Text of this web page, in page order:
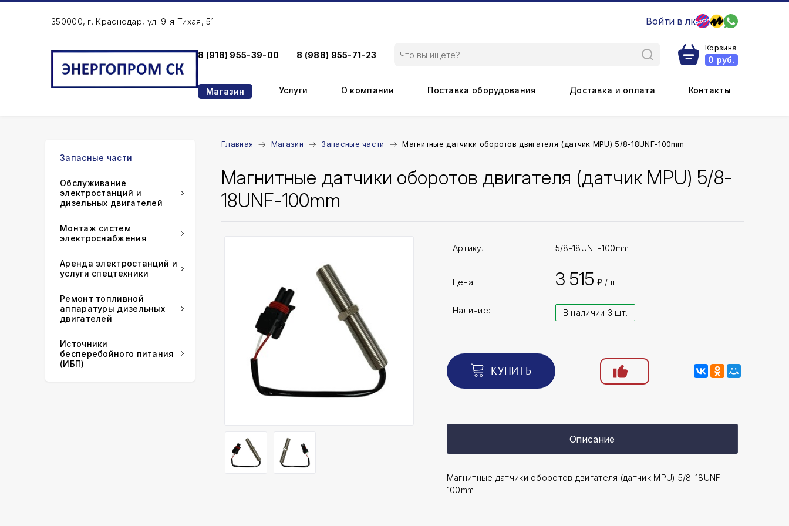
350000, г. Краснодар, ул. 9-я Тихая, 51 Войти в лк
8 (918) 955-39-00 8 (988) 955-71-23
Корзина
0 руб.
Магазин Услуги О компании Поставка оборудования Доставка и оплата Контакты
Запасные части
Обслуживание
электростанций и
дизельных двигателей
Монтаж систем
электроснабжения
Аренда электростанций и
услуги спецтехники
Ремонт топливной
аппаратуры дизельных
двигателей
Источники
бесперебойного питания
(ИБП)
Главная Магазин Запасные части Магнитные датчики оборотов двигателя (датчик MPU) 5/8-18UNF-100mm
Магнитные датчики оборотов двигателя (датчик MPU) 5/8-
18UNF-100mm
Артикул 5/8-18UNF-100mm
Цена: 3 515 ₽ / шт
Наличие: В наличии 3 шт.
КУПИТЬ
Описание
Магнитные датчики оборотов двигателя (датчик MPU) 5/8-18UNF-
100mm